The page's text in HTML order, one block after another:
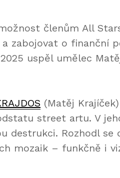
členům All
zabojovat o finanční
uspěl umělec
(Matěj
street artu. V
destrukci. Rozhodl se
mozaik – funkčně i